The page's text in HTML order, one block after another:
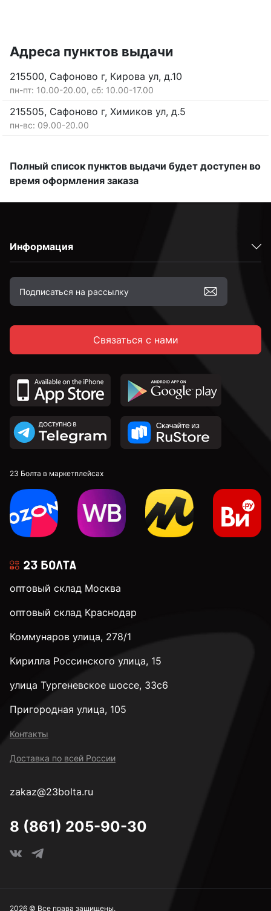
Адреса пунктов выдачи
215500, Сафоново г, Кирова ул, д.10
пн-пт: 10.00-20.00, сб: 10.00-17.00
215505, Сафоново г, Химиков ул, д.5
пн-вс: 09.00-20.00
Полный список пунктов выдачи будет доступен во
время оформления заказа
Информация
Связаться с нами
23 Болта в маркетплейсах
оптовый склад Москва
оптовый склад Краснодар
Коммунаров улица, 278/1
Кирилла Россинского улица, 15
улица Тургеневское шоссе, 33с6
Пригородная улица, 105
Контакты
Доставка по всей России
zakaz@23bolta.ru
8 (861) 205-90-30
2026 © Все права защищены.